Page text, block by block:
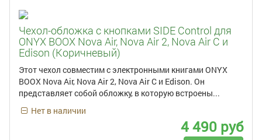
Чехол-обложка с кнопками SIDE Control для
ONYX BOOX Nova Air, Nova Air 2, Nova Air C и
Edison (Коричневый)
Этот чехол совместим с электронными книгами ONYX
BOOX Nova Air, Nova Air 2, Nova Air C и Edison. Он
представляет собой обложку, в которую встроены...
Нет в наличии
4 490 руб